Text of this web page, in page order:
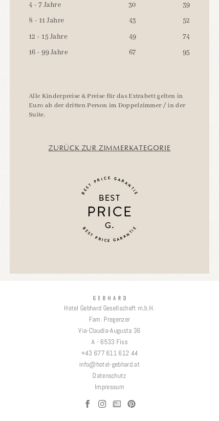
4 - 7 Jahre
30
39
8 - 11 Jahre
43
52
12 - 15 Jahre
49
74
16 - 99 Jahre
67 95
Alle Kinderpreise & Preise für das Extrabett gelten in
Euro ab der dritten Person im Doppelzimmer / in der
Suite.
ZURÜCK ZUR ZIMMERKATEGORIE
Hotel Gebhard Gesellschaft m.b.H.
Fam. Pregenzer
Via-Claudia-Augusta 36
A - 6533 Fiss
+43 677 611 612 44
info@hotel-gebhard.at
Datenschutz
Impressum